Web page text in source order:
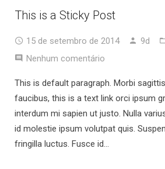
This is a Sticky Post
15 de setembro de 2014 9d
Nenhum comentário
This is default paragraph. Morbi
faucibus, this is a text link orci ipsum
interdum mi sapien ut justo. Nulla
id molestie ipsum volutpat quis.
fringilla luctus. Fusce id…